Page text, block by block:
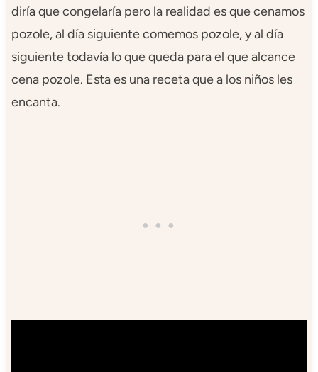
diría que congelaría pero la realidad es que cenamos
pozole, al día siguiente comemos pozole, y al día
siguiente todavía lo que queda para el que alcance
cena pozole. Esta es una receta que a los niños les
encanta.